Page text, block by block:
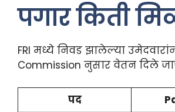
पगार किती
FRI मध्ये निवड झालेल्या
Commission नुसार वेतन दिले
पद